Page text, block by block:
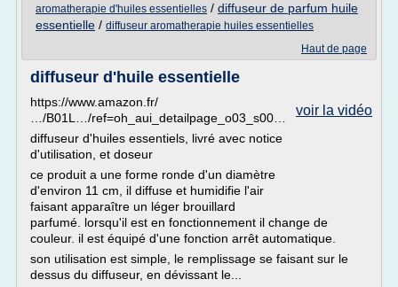
aromatherapie d'huiles essentielles / diffuseur de parfum huile
essentielle / diffuseur aromatherapie huiles essentielles
Haut de page
diffuseur d'huile essentielle
voir la vidéo
https://www.amazon.fr/
…/B01L…/ref=oh_aui_detailpage_o03_s00…
diffuseur d'huiles essentiels, livré avec notice
d'utilisation, et doseur
ce produit a une forme ronde d'un diamètre
d'environ 11 cm, il diffuse et humidifie l'air
faisant apparaître un léger brouillard
parfumé. lorsqu'il est en fonctionnement il change de
couleur. il est équipé d'une fonction arrêt automatique.
son utilisation est simple, le remplissage se faisant sur le
dessus du diffuseur, en dévissant le...